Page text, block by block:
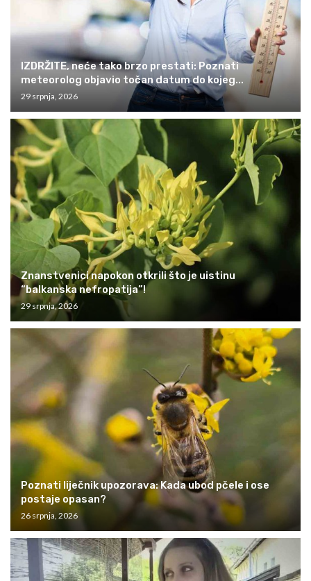
IZDRŽITE, neće tako brzo prestati: Poznati
meteorolog objavio točan datum do kojeg...
29 srpnja, 2026
Znanstvenici napokon otkrili što je uistinu
“balkanska nefropatija”!
29 srpnja, 2026
Poznati liječnik upozorava: Kada ubod pčele i ose
postaje opasan?
26 srpnja, 2026